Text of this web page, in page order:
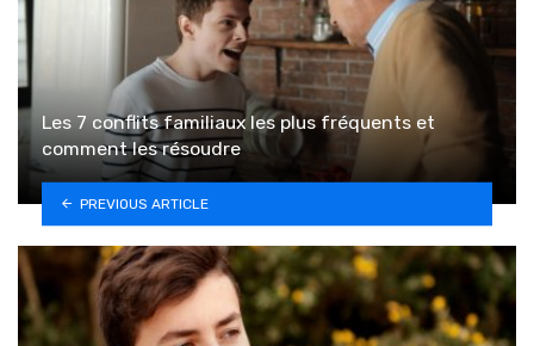
Les 7 conflits familiaux les plus fréquents et
comment les résoudre
PREVIOUS ARTICLE